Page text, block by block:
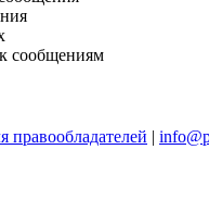
сообщениям
правообладателей |